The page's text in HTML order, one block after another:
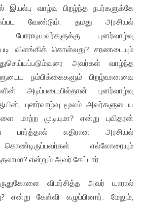
வாழ்வு பிறழ்ந்த நபர்களுக்கே
வேண்டும். தமது அரசியல்
போராடியவர்களுக்கு புனர்வாழ்வு
விளங்கிக் கொள்வது? சரணடையும்
அவர்கள் வாழ்ந்த
நம்பிக்கைகளும் பிறழ்வானவை
அடிப்படையில்தான் புனர்வாழ்வு
புனர்வாழ்வு மூலம் அவர்களுடைய
மாற்ற முடியுமா? என்று புவிதரன்
பார்த்தால் எதிரான அரசியல்
எல்லோரையும்
என்றும் அவர் கேட்டார்.
விமர்சித்த அவர் யாரால்
என்று கேள்வி எழுப்பினார். மேலும்,